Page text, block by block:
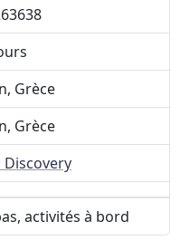
Grèce
Grèce
Discovery
activités à bord